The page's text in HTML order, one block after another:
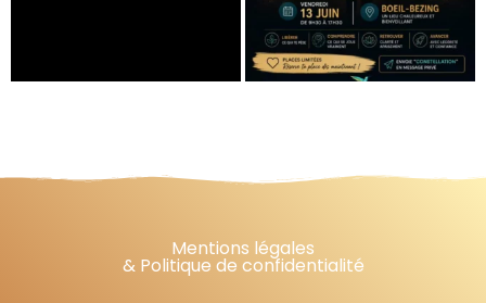
Mentions légales
& Politique de confidentialité